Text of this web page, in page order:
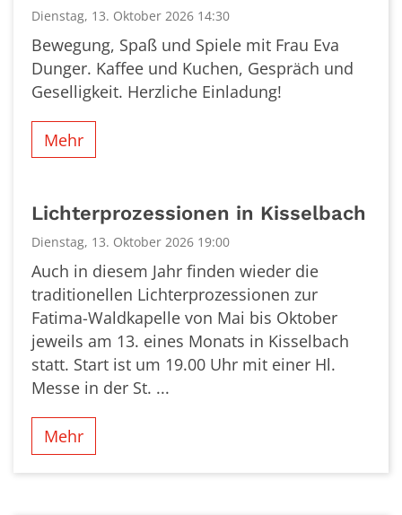
Dienstag, 13. Oktober 2026 14:30
Bewegung, Spaß und Spiele mit Frau Eva
Dunger. Kaffee und Kuchen, Gespräch und
Geselligkeit. Herzliche Einladung!
Mehr
Lichterprozessionen in Kisselbach
Dienstag, 13. Oktober 2026 19:00
Auch in diesem Jahr finden wieder die
traditionellen Lichterprozessionen zur
Fatima-Waldkapelle von Mai bis Oktober
jeweils am 13. eines Monats in Kisselbach
statt. Start ist um 19.00 Uhr mit einer Hl.
Messe in der St. ...
Mehr